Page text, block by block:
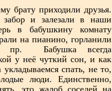
брату приходили друзья.
забор и залезали в наши
в бабушкину комнату
на пианино, горланили
пр. Бабушка всегда
у неё чуткий сон, и как
спать, не то,
люди. Единственно,
это жалоб соседей на